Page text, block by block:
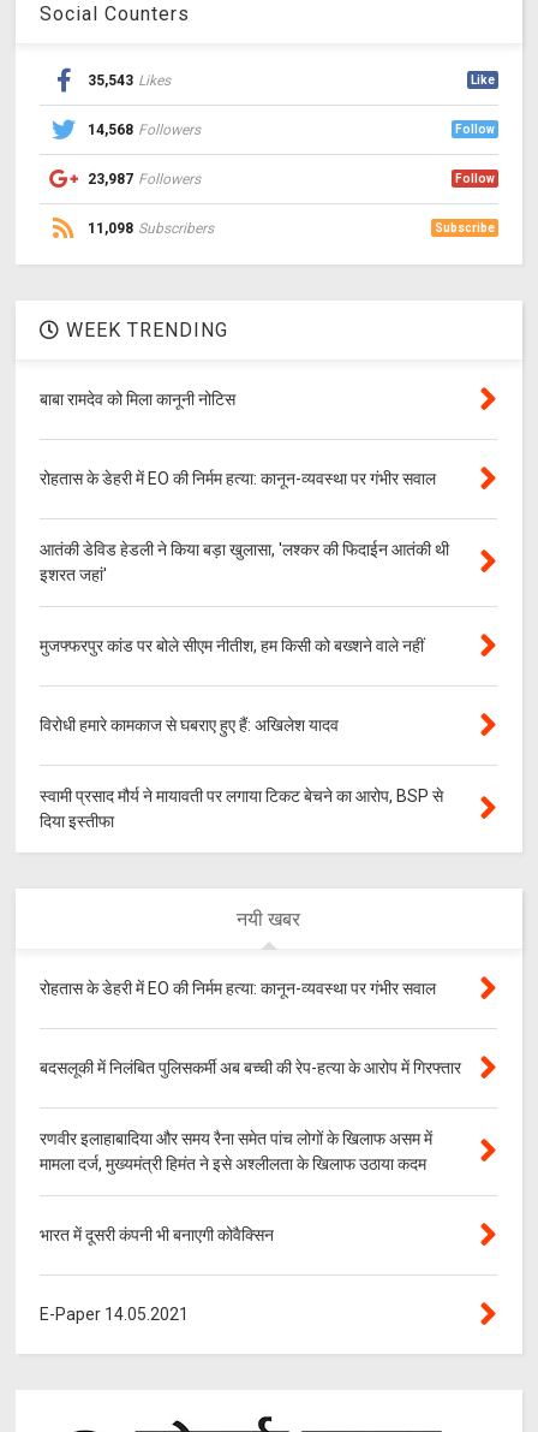
Social Counters
35,543 Likes Like
14,568 Followers Follow
23,987 Followers Follow
11,098 Subscribers Subscribe
WEEK TRENDING
बाबा रामदेव को मिला कानूनी नोटिस
रोहतास के डेहरी में EO की निर्मम हत्या: कानून-व्यवस्था पर गंभीर सवाल
आतंकी डेविड हेडली ने किया बड़ा खुलासा, 'लश्‍कर की फिदाईन आतंकी थी
इशरत जहां'
मुजफ्फरपुर कांड पर बोले सीएम नीतीश, हम किसी को बख्शने वाले नहीं
विरोधी हमारे कामकाज से घबराए हुए हैं: अखिलेश यादव
स्वामी प्रसाद मौर्य ने मायावती पर लगाया टिकट बेचने का आरोप, BSP से
दिया इस्तीफा
नयी खबर
रोहतास के डेहरी में EO की निर्मम हत्या: कानून-व्यवस्था पर गंभीर सवाल
बदसलूकी में निलंबित पुलिसकर्मी अब बच्ची की रेप-हत्या के आरोप में गिरफ्तार
रणवीर इलाहाबादिया और समय रैना समेत पांच लोगों के खिलाफ असम में
मामला दर्ज, मुख्यमंत्री हिमंत ने इसे अश्लीलता के खिलाफ उठाया कदम
भारत में दूसरी कंपनी भी बनाएगी कोवैक्सिन
E-Paper 14.05.2021